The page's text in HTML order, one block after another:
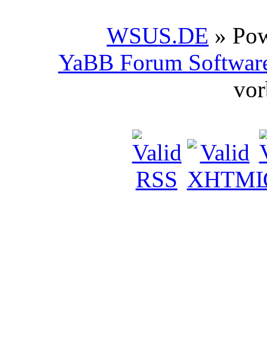
WSUS.DE »
YaBB Forum